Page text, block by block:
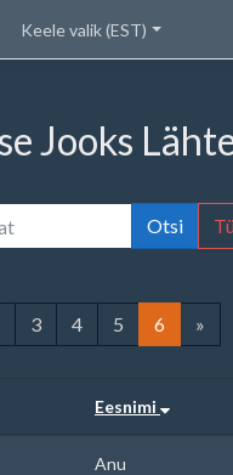
Keele valik (EST)
Jooks
Otsi
3 4 5 6 »
Eesnimi
Anu